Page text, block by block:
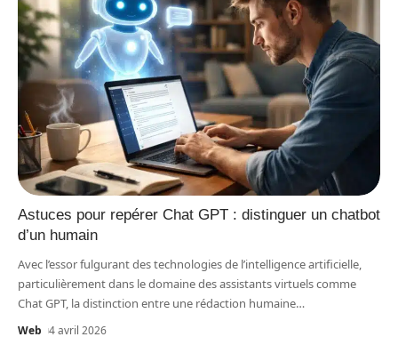
Astuces pour repérer Chat GPT : distinguer un chatbot
d’un humain
Avec l’essor fulgurant des technologies de l’intelligence artificielle,
particulièrement dans le domaine des assistants virtuels comme
Chat GPT, la distinction entre une rédaction humaine…
Web 4 avril 2026